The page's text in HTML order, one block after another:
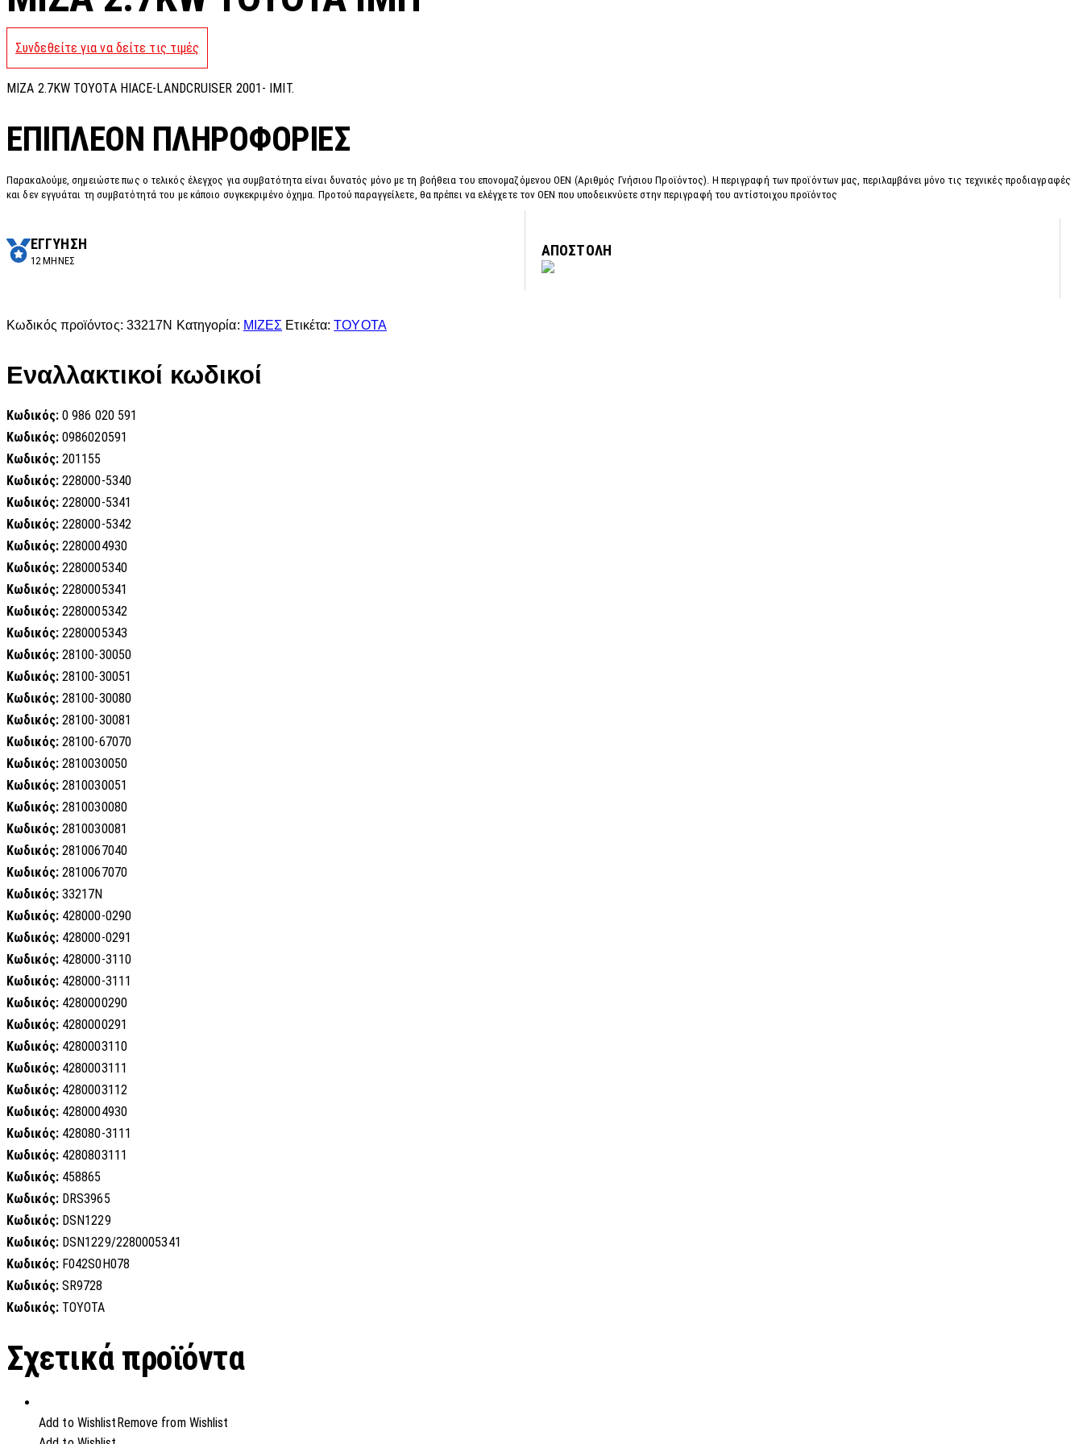
Συνδεθείτε για να δείτε τις τιμές
MIZA 2.7KW ΤΟΥΟΤΑ ΗΙΑCE-LANDCRUISER 2001- IMIT.
ΕΠΙΠΛΈΟΝ ΠΛΗΡΟΦΟΡΊΕΣ
Παρακαλούμε, σημειώστε πως ο τελικός έλεγχος για συμβατότητα είναι δυνατός μόνο με τη βοήθεια του επονομαζόμενου OEN (Αριθμός Γνήσιου Προϊόντος). Η περιγραφή των προϊόντων μας, περιλαμβάνει μόνο τις τεχνικές προδιαγραφές
και δεν εγγυάται τη συμβατότητά του με κάποιο συγκεκριμένο όχημα. Προτού παραγγείλετε, θα πρέπει να ελέγχετε τον OEN που υποδεικνύετε στην περιγραφή του αντίστοιχου προϊόντος
ΕΓΓΥΗΣΗ
12 ΜΗΝΕΣ
ΑΠΟΣΤΟΛΗ
Κωδικός προϊόντος: 33217N Κατηγορία: ΜΙΖΕΣ Ετικέτα:TOYOTA
Εναλλακτικοί κωδικοί
Κωδικός: 0 986 020 591
Κωδικός: 0986020591
Κωδικός: 201155
Κωδικός: 228000-5340
Κωδικός: 228000-5341
Κωδικός: 228000-5342
Κωδικός: 2280004930
Κωδικός: 2280005340
Κωδικός: 2280005341
Κωδικός: 2280005342
Κωδικός: 2280005343
Κωδικός: 28100-30050
Κωδικός: 28100-30051
Κωδικός: 28100-30080
Κωδικός: 28100-30081
Κωδικός: 28100-67070
Κωδικός: 2810030050
Κωδικός: 2810030051
Κωδικός: 2810030080
Κωδικός: 2810030081
Κωδικός: 2810067040
Κωδικός: 2810067070
Κωδικός: 33217N
Κωδικός: 428000-0290
Κωδικός: 428000-0291
Κωδικός: 428000-3110
Κωδικός: 428000-3111
Κωδικός: 4280000290
Κωδικός: 4280000291
Κωδικός: 4280003110
Κωδικός: 4280003111
Κωδικός: 4280003112
Κωδικός: 4280004930
Κωδικός: 428080-3111
Κωδικός: 4280803111
Κωδικός: 458865
Κωδικός: DRS3965
Κωδικός: DSN1229
Κωδικός: DSN1229/2280005341
Κωδικός: F042S0H078
Κωδικός: SR9728
Κωδικός: TOYOTA
Σχετικά προϊόντα
Add to Wishlist Remove from Wishlist